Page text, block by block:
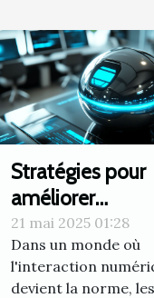
Stratégies pour
améliorer
continuellement
l'efficacité des
chatbots IA
21 mai 2025 01:28
Dans un monde où
l'interaction
devient la norme, les